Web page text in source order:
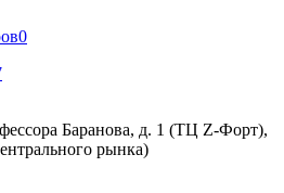
0
Баранова, д. 1 (ТЦ Z-Форт),
рынка)